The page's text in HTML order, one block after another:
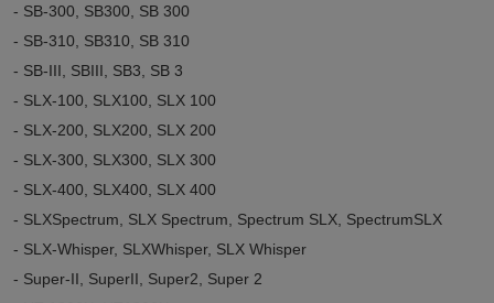
- SB-300, SB300, SB 300
- SB-310, SB310, SB 310
- SB-III, SBIII, SB3, SB 3
- SLX-100, SLX100, SLX 100
- SLX-200, SLX200, SLX 200
- SLX-300, SLX300, SLX 300
- SLX-400, SLX400, SLX 400
- SLXSpectrum, SLX Spectrum, Spectrum SLX, SpectrumSLX
- SLX-Whisper, SLXWhisper, SLX Whisper
- Super-II, SuperII, Super2, Super 2